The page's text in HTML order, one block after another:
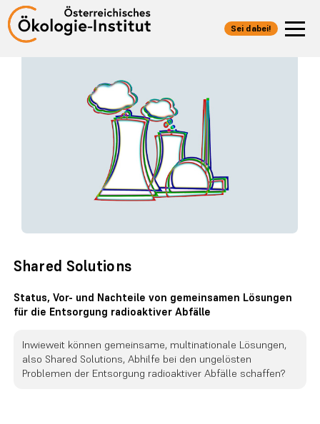
Sei dabei!
Shared Solutions
Status, Vor- und Nachteile von gemeinsamen Lösungen
für die Entsorgung radioaktiver Abfälle
Inwieweit können gemeinsame, multinationale Lösungen,
also Shared Solutions, Abhilfe bei den ungelösten
Problemen der Entsorgung radioaktiver Abfälle schaffen?